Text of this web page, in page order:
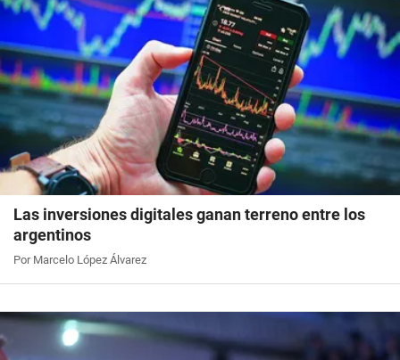
Las inversiones digitales ganan terreno entre los
argentinos
Por Marcelo López Álvarez